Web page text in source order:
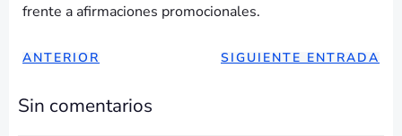
frente a afirmaciones promocionales.
NAVEGACIÓN
DE
ANTERIOR SIGUIENTE ENTRADA
Sin comentarios